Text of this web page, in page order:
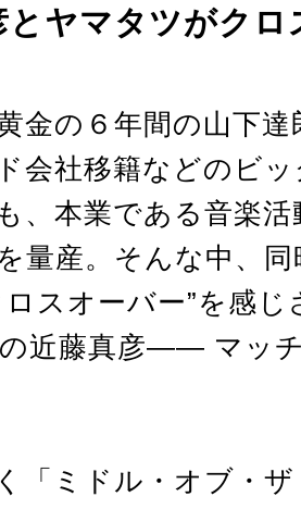
とヤマタツがクロ
金の６年間の山下
会社移籍などのビ
、本業である音楽
量産。そんな中、
ロスオーバー”を感じ
近藤真彦―― マッ
「ミドル・オブ・